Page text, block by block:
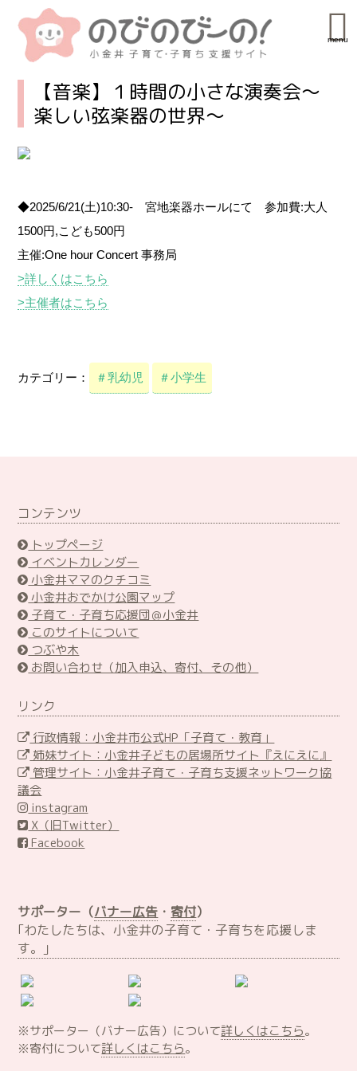
menu
【音楽】１時間の小さな演奏会～
楽しい弦楽器の世界～
◆2025/6/21(土)10:30- 宮地楽器ホールにて 参加費:大人
1500円,こども500円
主催:One hour Concert 事務局
>詳しくはこちら
>主催者はこちら
カテゴリー： ＃乳幼児 ＃小学生
コンテンツ
トップページ
イベントカレンダー
小金井ママのクチコミ
小金井おでかけ公園マップ
子育て・子育ち応援団＠小金井
このサイトについて
つぶや木
お問い合わせ（加入申込、寄付、その他）
リンク
行政情報：小金井市公式HP「子育て・教育」
姉妹サイト：小金井子どもの居場所サイト『えにえに』
管理サイト：小金井子育て・子育ち支援ネットワーク協
議会
instagram
X（旧Twitter）
Facebook
サポーター（バナー広告 ・ 寄付）
｢わたしたちは、小金井の子育て・子育ちを応援しま
す。｣
※サポーター（バナー広告）について詳しくはこちら。
※寄付について詳しくはこちら。